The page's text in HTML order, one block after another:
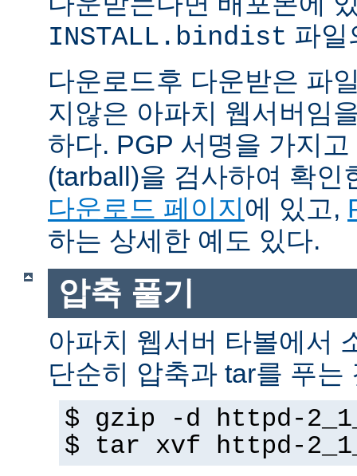
INSTALL.bindist 파일
다운로드후 다운받은 파
지않은 아파치 웹서버임
하다. PGP 서명을 가지
(tarball)을 검사하여 확인
다운로드 페이지 에 있고,
하는 상세한 예도 있다.
압축 풀기
아파치 웹서버 타볼에서
단순히 압축과 tar를 푸는
$ gzip -d httpd-
$ tar xvf httpd-